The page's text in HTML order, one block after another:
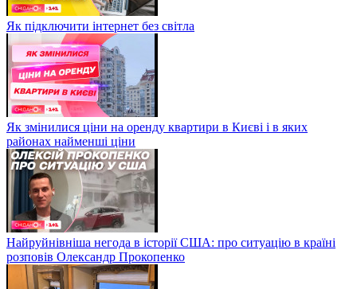
Як підключити інтернет без світла
Як змінилися ціни на оренду квартири в Києві і в яких
районах найменші ціни
Найруйнівніша негода в історії США: про ситуацію в країні
розповів Олександр Прокопенко